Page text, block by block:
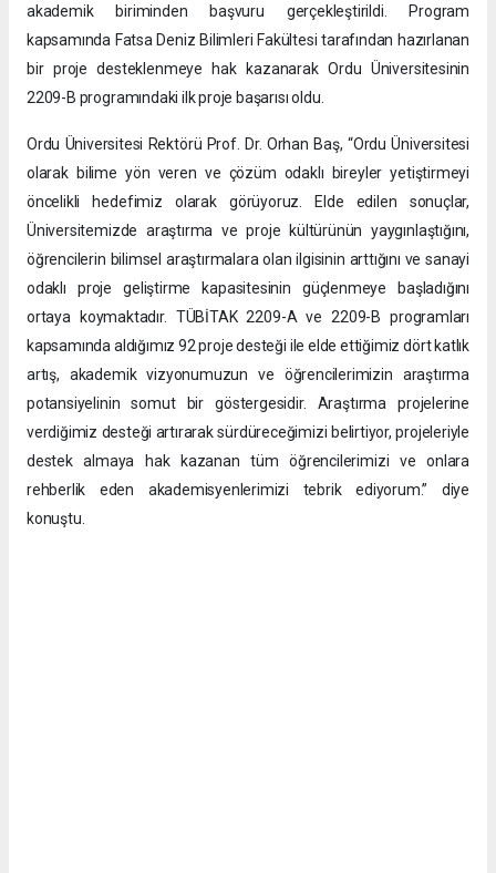
akademik biriminden başvuru gerçekleştirildi. Program
kapsamında Fatsa Deniz Bilimleri Fakültesi tarafından hazırlanan
bir proje desteklenmeye hak kazanarak Ordu Üniversitesinin
2209-B programındaki ilk proje başarısı oldu.
Ordu Üniversitesi Rektörü Prof. Dr. Orhan Baş, “Ordu Üniversitesi
olarak bilime yön veren ve çözüm odaklı bireyler yetiştirmeyi
öncelikli hedefimiz olarak görüyoruz. Elde edilen sonuçlar,
Üniversitemizde araştırma ve proje kültürünün yaygınlaştığını,
öğrencilerin bilimsel araştırmalara olan ilgisinin arttığını ve sanayi
odaklı proje geliştirme kapasitesinin güçlenmeye başladığını
ortaya koymaktadır. TÜBİTAK 2209-A ve 2209-B programları
kapsamında aldığımız 92 proje desteği ile elde ettiğimiz dört katlık
artış, akademik vizyonumuzun ve öğrencilerimizin araştırma
potansiyelinin somut bir göstergesidir. Araştırma projelerine
verdiğimiz desteği artırarak sürdüreceğimizi belirtiyor, projeleriyle
destek almaya hak kazanan tüm öğrencilerimizi ve onlara
rehberlik eden akademisyenlerimizi tebrik ediyorum.” diye
konuştu.